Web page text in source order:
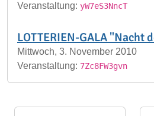
Veranstaltung: yW7eS3NncT
LOTTERIEN-GALA "Nacht
Mittwoch, 3. November 2010
Veranstaltung: 7Zc8FW3gvn